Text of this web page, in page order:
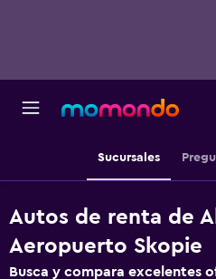
Sucursales
Autos de renta de
Aeropuerto Skopie
Busca y compara excelentes